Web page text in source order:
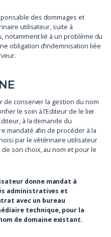
des dommages et
utilisateur, suite à
notamment lié à un problème du
obligation d’indemnisation liée
de conserver la gestion du nom
le soin à l’Editeur de le lier
à la demande du
mandaté afin de procéder à la
par le vétérinaire utilisateur
son choix, au nom et pour le
donne mandat à
administratives et
avec un bureau
technique, pour la
de domaine existant.